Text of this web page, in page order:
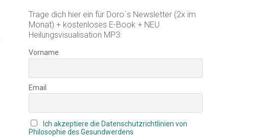
Trage dich hier ein für Doro´s Newsletter (2x im
Monat) + kostenloses E-Book + NEU
Heilungsvisualisation MP3:
Vorname
Email
Ich akzeptiere die Datenschutzrichtlinien von
Philosophie des Gesundwerdens